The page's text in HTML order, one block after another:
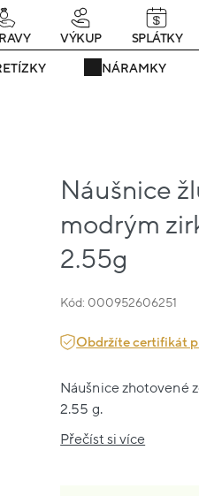
23 dní : 3h : 56m : 55s
NÁRAMKY
VÝKUP SPLÁTKY
Náušnice
modrým
2.55g
Kód: 000952606251
Obdržíte certifikát
Náušnice zhotovené
2.55 g.
Přečíst si více